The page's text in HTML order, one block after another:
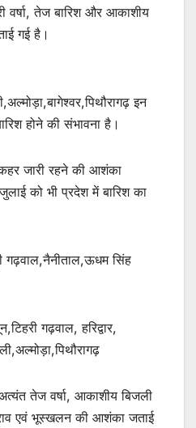
वर्षा, तेज बारिश और आकाशीय
गई है।
इन
होने की संभावना है।
जारी रहने की आशंका
को भी प्रदेश में बारिश का
गढ़वाल,नैनीताल,ऊधम सिंह
गढ़वाल, हरिद्वार,
तेज वर्षा, आकाशीय बिजली
एवं भूस्खलन की आशंका जताई